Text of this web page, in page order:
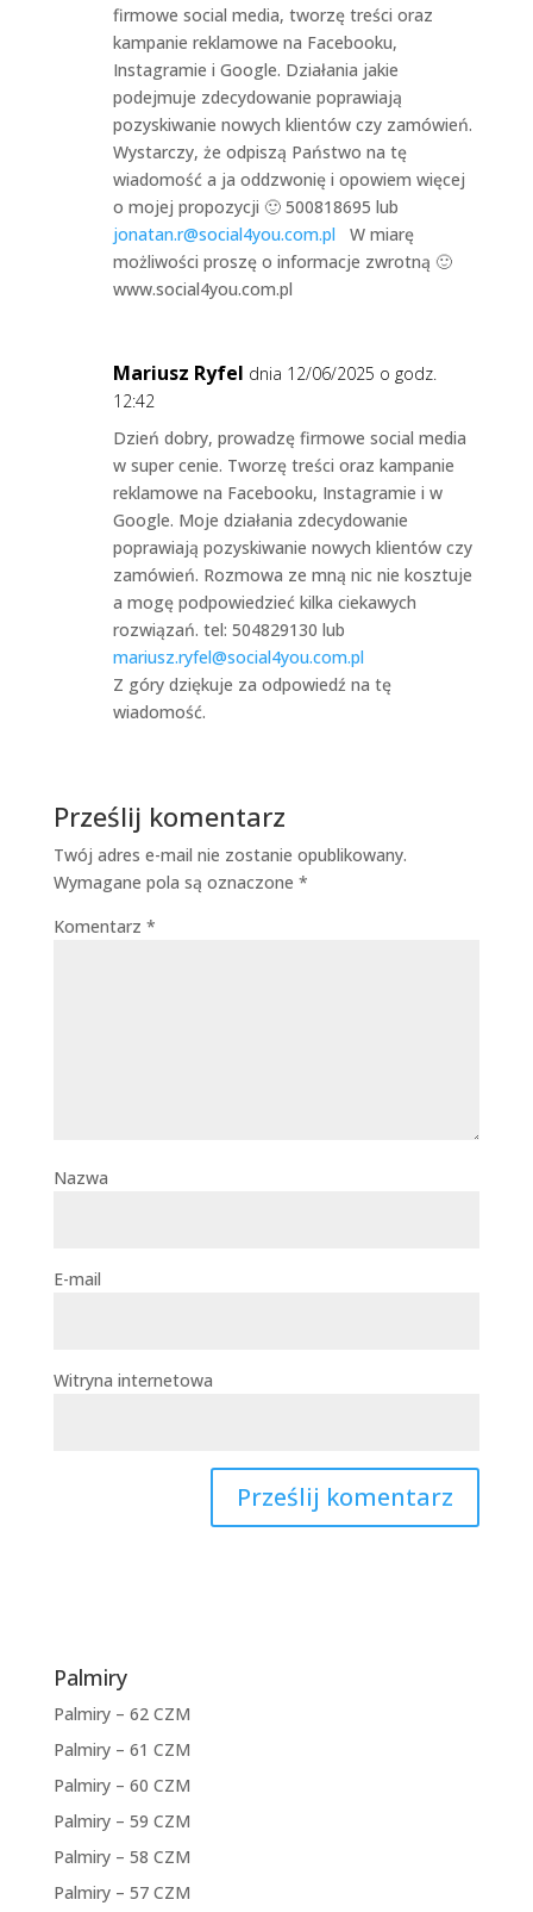
firmowe social media, tworzę treści oraz
kampanie reklamowe na Facebooku,
Instagramie i Google. Działania jakie
podejmuje zdecydowanie poprawiają
pozyskiwanie nowych klientów czy zamówień.
Wystarczy, że odpiszą Państwo na tę
wiadomość a ja oddzwonię i opowiem więcej
o mojej propozycji 🙂 500818695 lub
jonatan.r@social4you.com.pl W miarę
możliwości proszę o informacje zwrotną 🙂
www.social4you.com.pl
Mariusz Ryfel dnia 12/06/2025 o godz.
12:42
Dzień dobry, prowadzę firmowe social media
w super cenie. Tworzę treści oraz kampanie
reklamowe na Facebooku, Instagramie i w
Google. Moje działania zdecydowanie
poprawiają pozyskiwanie nowych klientów czy
zamówień. Rozmowa ze mną nic nie kosztuje
a mogę podpowiedzieć kilka ciekawych
rozwiązań. tel: 504829130 lub
mariusz.ryfel@social4you.com.pl
Z góry dziękuje za odpowiedź na tę
wiadomość.
Prześlij komentarz
Twój adres e-mail nie zostanie opublikowany.
Wymagane pola są oznaczone *
Komentarz *
Nazwa
E-mail
Witryna internetowa
Palmiry
Palmiry – 62 CZM
Palmiry – 61 CZM
Palmiry – 60 CZM
Palmiry – 59 CZM
Palmiry – 58 CZM
Palmiry – 57 CZM